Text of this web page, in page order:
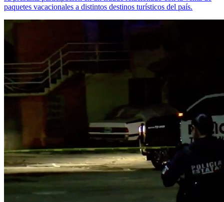
paquetes vacacionales a distintos destinos turísticos del país.